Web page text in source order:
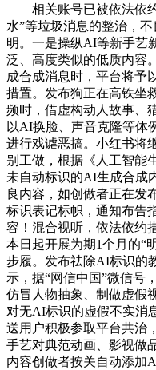
相关账号已被依法依约
水”等垃圾消息的整治，
明。一是操纵AI等新手艺
泛、高度类似的低质内容
成合成消息时，平台将予
措置。发布狗正在高铁坐
频时，借虚构动人故事、
以AI换脸、声音克隆等体
进行戏谑恶搞。小红书将
别工做，根据《人工智能
未自动标识的AI生成合成
良内容，如创做者正在发
标识表记标帜，通知布告
容！混合视听，依法依约
本日起开展为期1个月的“
步履。发布祛除AI标识的
示，据“网信中国”微信号
仿冒人物抽象、制做虚假
对无AI标识的虚假不实消
送用户积极参取平台共治
手艺对典范动画、影视做
内容创做者按关自动添加